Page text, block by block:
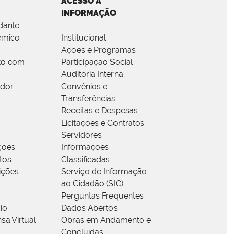
com
Virtual
INFORMAÇÃO
Institucional
Ações e Programas
Participação Social
Auditoria Interna
Convênios e
Transferências
Receitas e Despesas
Licitações e Contratos
Servidores
Informações
Classificadas
Serviço de Informação
ao Cidadão (SIC)
Perguntas Frequentes
Dados Abertos
Obras em Andamento e